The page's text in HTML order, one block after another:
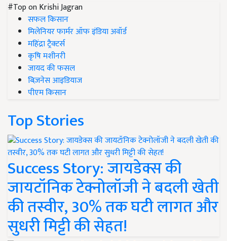
#Top on Krishi Jagran
सफल किसान
मिलेनियर फार्मर ऑफ इंडिया अवॉर्ड
महिंद्रा ट्रैक्टर्स
कृषि मशीनरी
जायद की फसल
बिज़नेस आइडियाज
पीएम किसान
Top Stories
Success Story: जायडेक्स की
जायटॉनिक टेक्नोलॉजी ने बदली खेती
की तस्वीर, 30% तक घटी लागत और
सुधरी मिट्टी की सेहत!